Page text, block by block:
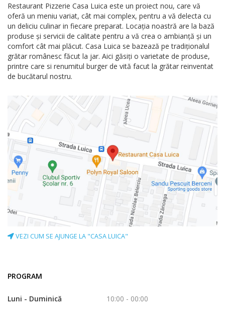
Restaurant Pizzerie Casa Luica este un proiect nou, care vă
oferă un meniu variat, cât mai complex, pentru a vă delecta cu
un deliciu culinar in fiecare preparat. Locația noastră are la bază
produse și servicii de calitate pentru a vă crea o ambianță și un
comfort cât mai plăcut. Casa Luica se bazează pe tradiționalul
grătar românesc făcut la jar. Aici găsiți o varietate de produse,
printre care si renumitul burger de vită facut la grătar reinventat
de bucătarul nostru.
VEZI CUM SE AJUNGE LA "CASA LUICA"
PROGRAM
Luni - Duminică 10:00 - 00:00